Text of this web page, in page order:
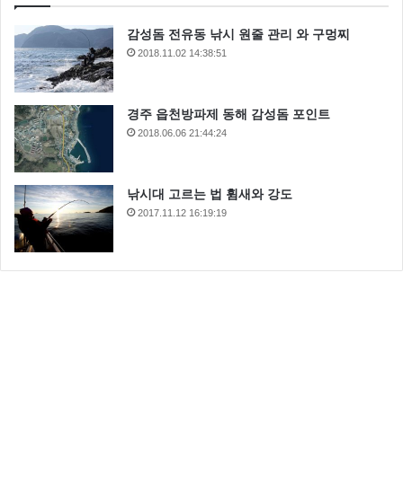
감성돔 전유동 낚시 원줄 관리 와 구멍찌
2018.11.02 14:38:51
경주 읍천방파제 동해 감성돔 포인트
2018.06.06 21:44:24
낚시대 고르는 법 휨새와 강도
2017.11.12 16:19:19